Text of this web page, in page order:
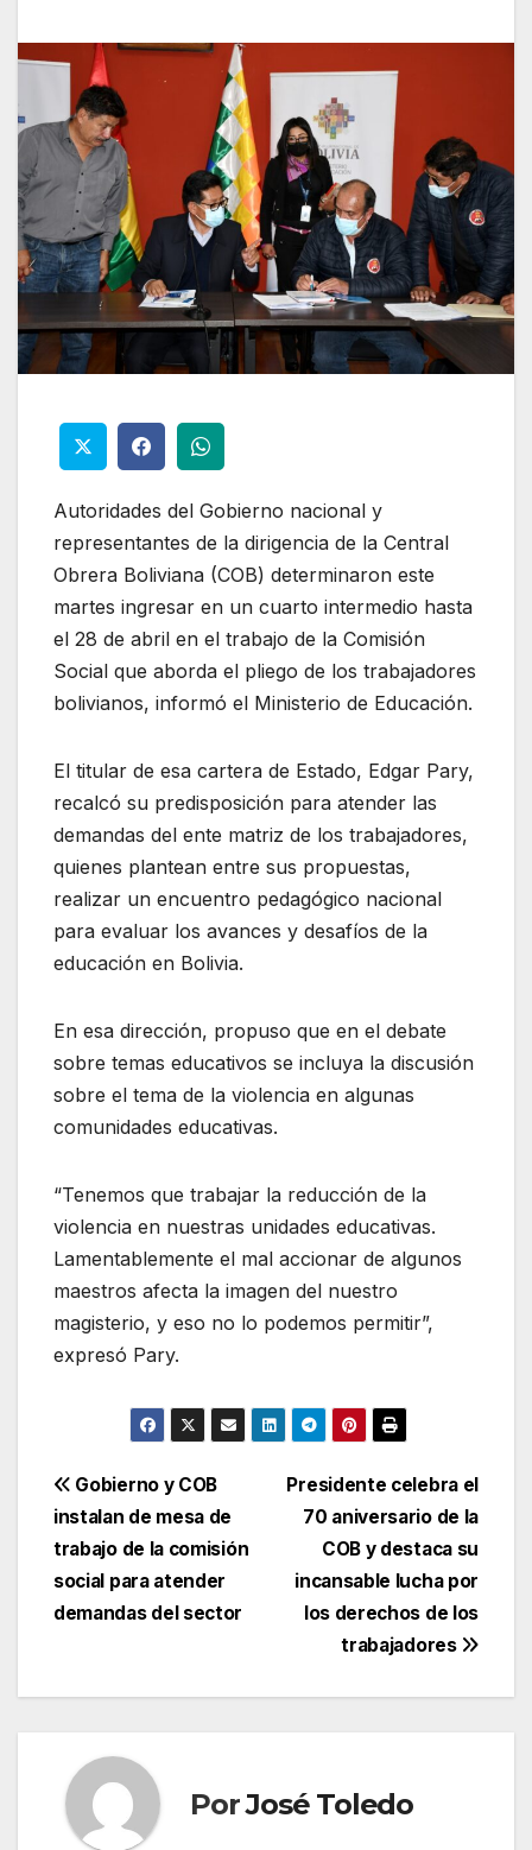
Autoridades del Gobierno nacional y
representantes de la dirigencia de la Central
Obrera Boliviana (COB) determinaron este
martes ingresar en un cuarto intermedio hasta
el 28 de abril en el trabajo de la Comisión
Social que aborda el pliego de los trabajadores
bolivianos, informó el Ministerio de Educación.
El titular de esa cartera de Estado, Edgar Pary,
recalcó su predisposición para atender las
demandas del ente matriz de los trabajadores,
quienes plantean entre sus propuestas,
realizar un encuentro pedagógico nacional
para evaluar los avances y desafíos de la
educación en Bolivia.
En esa dirección, propuso que en el debate
sobre temas educativos se incluya la discusión
sobre el tema de la violencia en algunas
comunidades educativas.
“Tenemos que trabajar la reducción de la
violencia en nuestras unidades educativas.
Lamentablemente el mal accionar de algunos
maestros afecta la imagen del nuestro
magisterio, y eso no lo podemos permitir”,
expresó Pary.
Navegación
de
entradas
Presidente celebra el
70 aniversario de la
COB y destaca su
incansable lucha por
los derechos de los
trabajadores
Gobierno y COB
instalan de mesa de
trabajo de la comisión
social para atender
demandas del sector
PorJosé Toledo